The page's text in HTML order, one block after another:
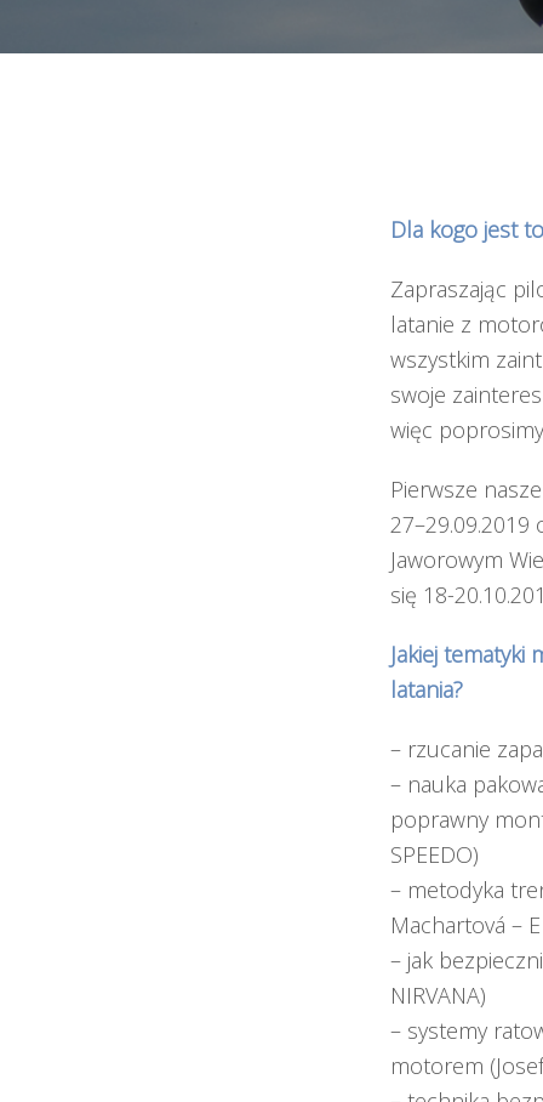
Dla kogo jest
Zapraszając
latanie z
wszystkim
swoje
więc
Pierwsze
Jaworowym
się 18-
Jakiej tematyki
latania?
– rzucanie
– nauka
poprawny
SPEEDO)
– metodyka
Machartová –
– jak
NIRVANA)
– systemy
motorem